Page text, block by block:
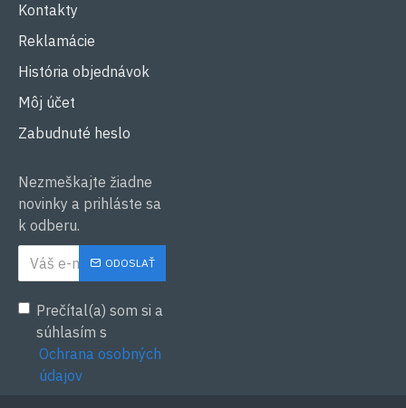
Kontakty
Reklamácie
História objednávok
Môj účet
Zabudnuté heslo
Nezmeškajte žiadne
novinky a prihláste sa
k odberu.
ODOSLAŤ
Prečítal(a) som si a
súhlasím s
Ochrana osobných
údajov